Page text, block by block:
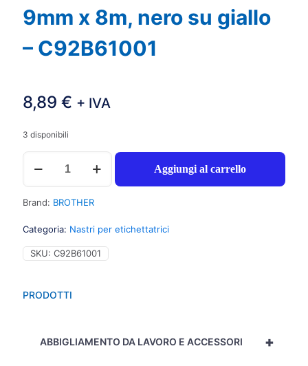
PRODOTTI
+
ABBIGLIAMENTO DA LAVORO E ACCESSORI
9mm x 8m, nero su giallo
– C92B61001
8,89 € + IVA
3 disponibili
Brother
MK621BZ
Nastro
tipo
M
PT-
55/80,
9mm
nero
Aggiungi al carrello
Brand: BROTHER
Categoria: Nastri per etichettatrici
SKU: C92B61001